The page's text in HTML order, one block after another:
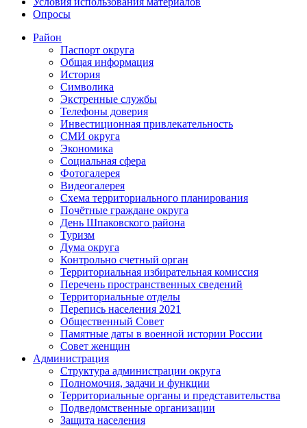
Опросы
Район
Паспорт округа
Общая информация
История
Символика
Экстренные службы
Телефоны доверия
Инвестиционная привлекательность
СМИ округа
Экономика
Социальная сфера
Фотогалерея
Видеогалерея
Схема территориального планирования
Почётные граждане округа
День Шпаковского района
Туризм
Дума округа
Контрольно счетный орган
Территориальная избирательная комиссия
Перечень пространственных сведений
Территориальные отделы
Перепись населения 2021
Общественный Совет
Памятные даты в военной истории России
Совет женщин
Администрация
Структура администрации округа
Полномочия, задачи и функции
Территориальные органы и представительства
Подведомственные организации
Защита населения